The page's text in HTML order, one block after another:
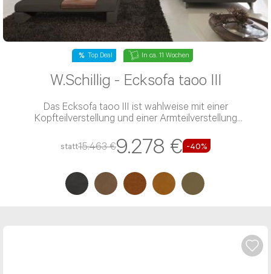
Top Deal In ca. 11 Wochen
W.Schillig - Ecksofa taoo III
Das Ecksofa taoo III ist wahlweise mit einer
Kopfteilverstellung und einer Armteilverstellung
statt15.463 €9.278 € -40%